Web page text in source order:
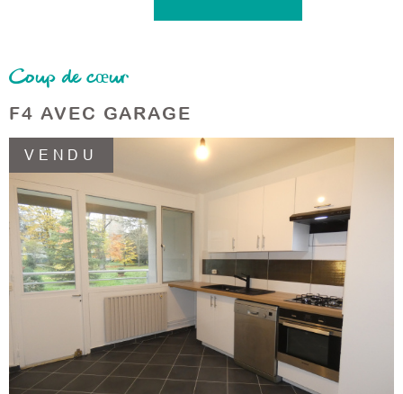
Coup de cœur
F4 AVEC GARAGE
VENDU